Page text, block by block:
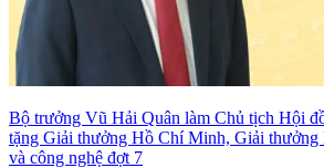
Bộ trưởng Vũ Hải Quân làm Chủ tịch Hội
tặng Giải thưởng Hồ Chí Minh, Giải thưởng
và công nghệ đợt 7